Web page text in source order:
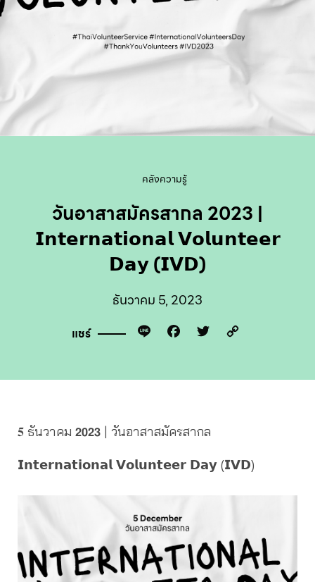
คลังความรู้
วันอาสาสมัครสากล 2023 |
𝗜𝗻𝘁𝗲𝗿𝗻𝗮𝘁𝗶𝗼𝗻𝗮𝗹 𝗩𝗼𝗹𝘂𝗻𝘁𝗲𝗲𝗿
𝗗𝗮𝘆 (𝗜𝗩𝗗)
ธันวาคม 5, 2023
แชร์ Line Facebook
Twitter
𝟓 ธันวาคม 𝟮𝟬𝟮𝟯 | วันอาสาสมัครสากล
𝗜𝗻𝘁𝗲𝗿𝗻𝗮𝘁𝗶𝗼𝗻𝗮𝗹 𝗩𝗼𝗹𝘂𝗻𝘁𝗲𝗲𝗿 𝗗𝗮𝘆 (𝗜𝗩𝗗)